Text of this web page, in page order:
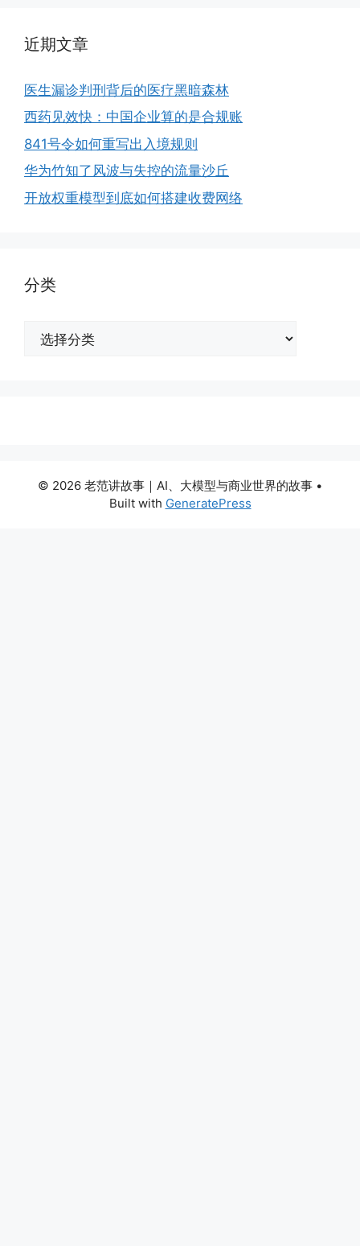
近期文章
医生漏诊判刑背后的医疗黑暗森林
西药见效快：中国企业算的是合规账
841号令如何重写出入境规则
华为竹知了风波与失控的流量沙丘
开放权重模型到底如何搭建收费网络
分类
© 2026 老范讲故事｜AI、大模型与商业世界的故事 •
Built with GeneratePress